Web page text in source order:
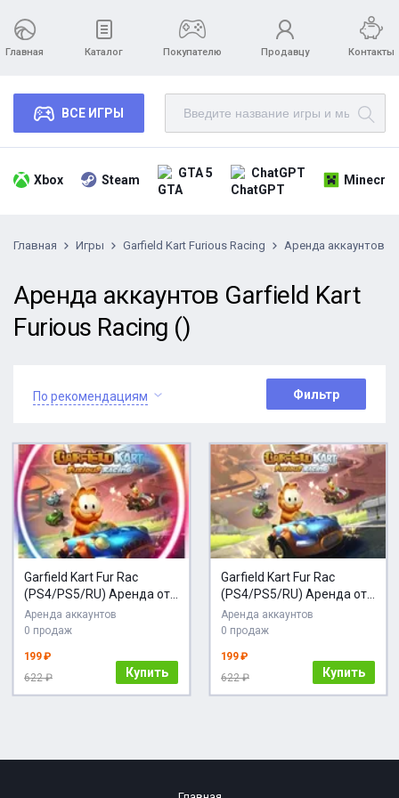
Главная Каталог Покупателю Продавцу Контакты
ВСЕ ИГРЫ
Xbox Steam GTA 5 ChatGPT
Главная Игры Garfield Kart Furious Racing Аренда аккаунтов
Аренда аккаунтов Garfield Kart
Furious Racing ()
По рекомендациям Фильтр
Garfield Kart Fur Rac
(PS4/PS5/RU) Аренда от
7 дней
Аренда аккаунтов
0 продаж
199 ₽
622 ₽
Купить
Garfield Kart Fur Rac
(PS4/PS5/RU) Аренда от
3 дней
Аренда аккаунтов
0 продаж
199 ₽
622 ₽
Купить